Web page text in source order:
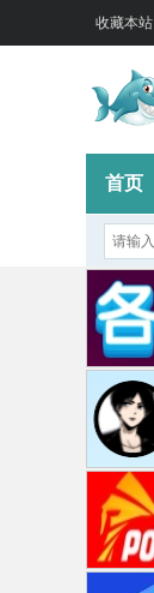
收藏本站
首页